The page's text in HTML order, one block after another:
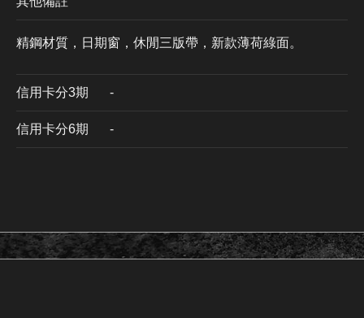
精鋼材質，日期窗，休閒三版帶，新款薄荷綠面。
信用卡分3期 ​-
信用卡分6期 -